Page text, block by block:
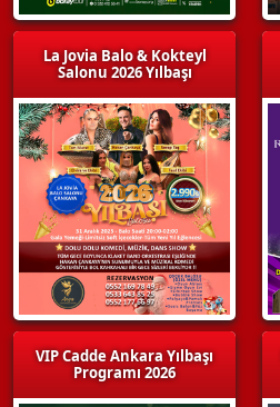
La Jovia Balo & Kokteyl
Salonu 2026 Yılbaşı
VIP Cadde Ankara Yılbaşı
Programı 2026